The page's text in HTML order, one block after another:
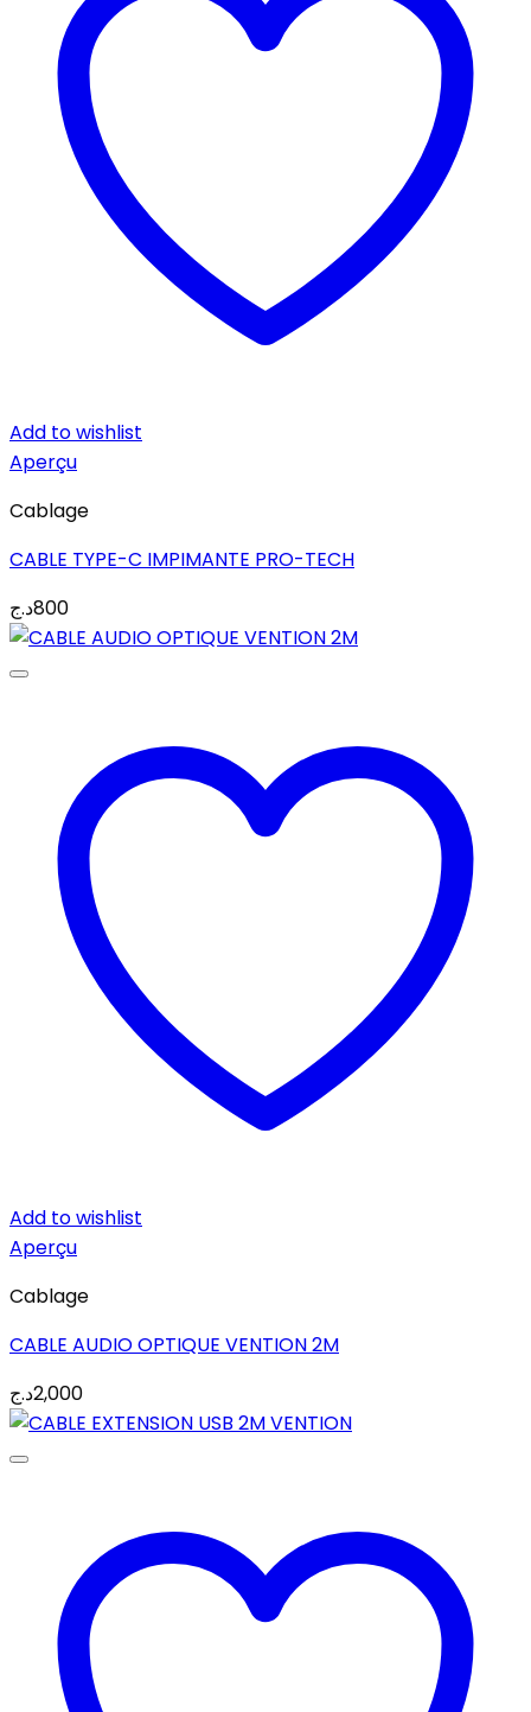
Add to wishlist
Aperçu
Cablage
CABLE TYPE-C IMPIMANTE PRO-TECH
800د.ج
Add to wishlist
Aperçu
Cablage
CABLE AUDIO OPTIQUE VENTION 2M
2,000د.ج